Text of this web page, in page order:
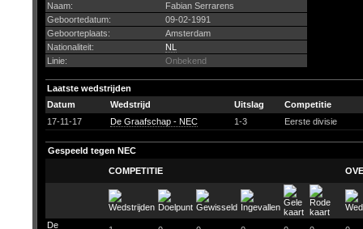
Naam:
Fabian Serrarens
Geboortedatum:
09-02-1991
Geboorteplaats:
Amsterdam
Nationaliteit:
NL
Linie:
Onbekend
Laatste wedstrijden
Datum
Wedstrijd Uitslag
Competitie
17-11-17
De Graafschap - NEC 1-3 Eerste divisie
Gespeeld tegen NEC
COMPETITIE
De